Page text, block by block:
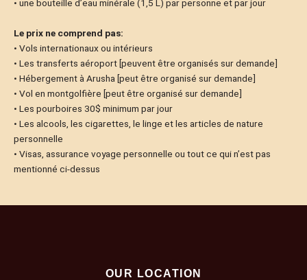
• une bouteille d’eau minérale (1,5 L) par personne et par jour
Le prix ne comprend pas:
• Vols internationaux ou intérieurs
• Les transferts aéroport [peuvent être organisés sur demande]
• Hébergement à Arusha [peut être organisé sur demande]
• Vol en montgolfière [peut être organisé sur demande]
• Les pourboires 30$ minimum par jour
• Les alcools, les cigarettes, le linge et les articles de nature
personnelle
• Visas, assurance voyage personnelle ou tout ce qui n’est pas
mentionné ci-dessus
OUR LOCATION